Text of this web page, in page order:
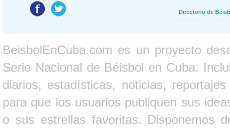
Directorio de
BeisbolEnCuba.com es un proyecto
Serie Nacional de Béisbol en Cuba.
diarios, estadísticas, noticias,
para que los usuarios publiquen sus
o sus estrellas favoritas. Disponemos